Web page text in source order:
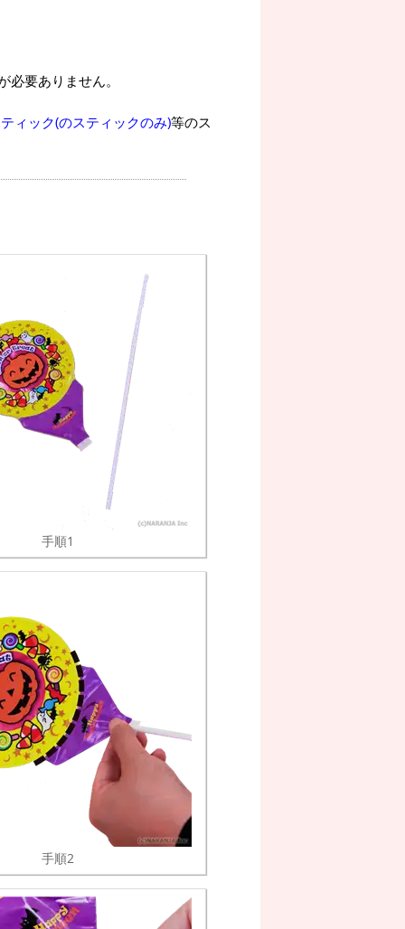
要ありません。
ィック(のスティックのみ)等のス
手順1
手順2